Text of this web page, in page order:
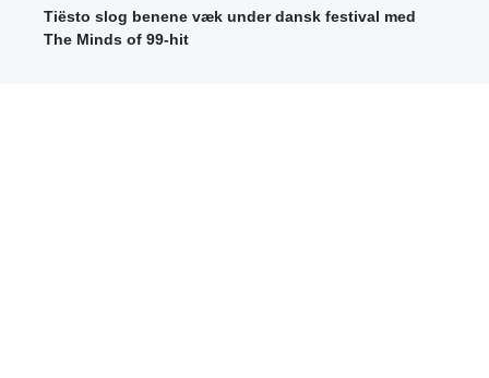
Tiësto slog benene væk under dansk festival med
The Minds of 99-hit